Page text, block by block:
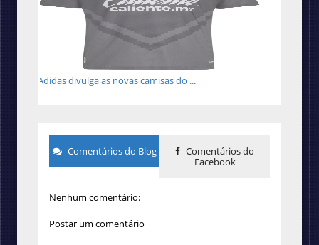
Adidas divulga as novas camisas do ...
Comentários do Blog
Comentários do
Facebook
Nenhum comentário:
Postar um comentário